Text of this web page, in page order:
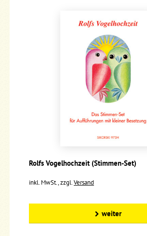
Rolfs Vogelhochzeit (Stimmen-Set)
inkl. MwSt., zzgl.Versand
weiter